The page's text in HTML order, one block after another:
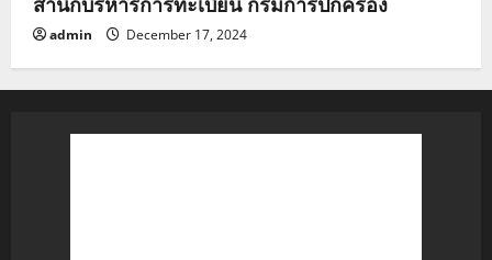
admin December 17, 2024